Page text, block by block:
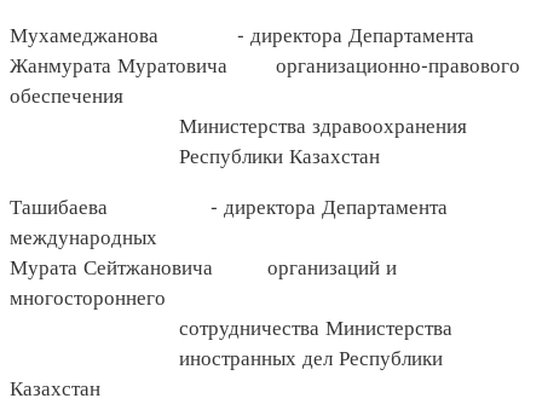
Мухамеджанова - директора Департамента
Жанмурата Муратовича организационно-правового
обеспечения
Министерства здравоохранения
Республики Казахстан
Ташибаева - директора Департамента
международных
Мурата Сейтжановича организаций и
многостороннего
сотрудничества Министерства
иностранных дел Республики
Казахстан